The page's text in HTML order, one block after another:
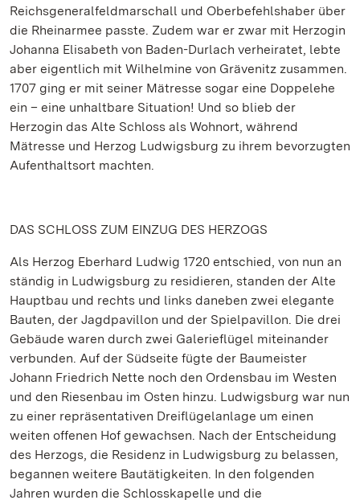
Reichsgeneralfeldmarschall und Oberbefehlshaber über
die Rheinarmee passte. Zudem war er zwar mit Herzogin
Johanna Elisabeth von Baden-Durlach verheiratet, lebte
aber eigentlich mit Wilhelmine von Grävenitz zusammen.
1707 ging er mit seiner Mätresse sogar eine Doppelehe
ein – eine unhaltbare Situation! Und so blieb der
Herzogin das Alte Schloss als Wohnort, während
Mätresse und Herzog Ludwigsburg zu ihrem bevorzugten
Aufenthaltsort machten.
DAS SCHLOSS ZUM EINZUG DES HERZOGS
Als Herzog Eberhard Ludwig 1720 entschied, von nun an
ständig in Ludwigsburg zu residieren, standen der Alte
Hauptbau und rechts und links daneben zwei elegante
Bauten, der Jagdpavillon und der Spielpavillon. Die drei
Gebäude waren durch zwei Galerieflügel miteinander
verbunden. Auf der Südseite fügte der Baumeister
Johann Friedrich Nette noch den Ordensbau im Westen
und den Riesenbau im Osten hinzu. Ludwigsburg war nun
zu einer repräsentativen Dreiflügelanlage um einen
weiten offenen Hof gewachsen. Nach der Entscheidung
des Herzogs, die Residenz in Ludwigsburg zu belassen,
begannen weitere Bautätigkeiten. In den folgenden
Jahren wurden die Schlosskapelle und die